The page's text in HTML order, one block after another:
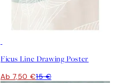
Ficus Line Drawing Poster
Ab 7,50 €15 €